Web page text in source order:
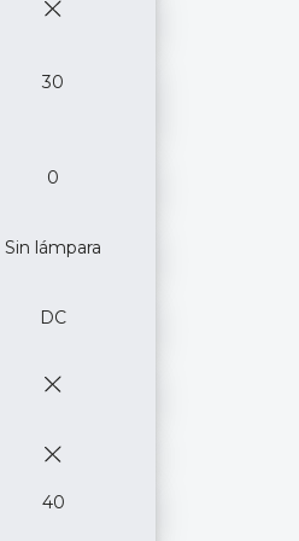
30
0
Sin lámpara
DC
40